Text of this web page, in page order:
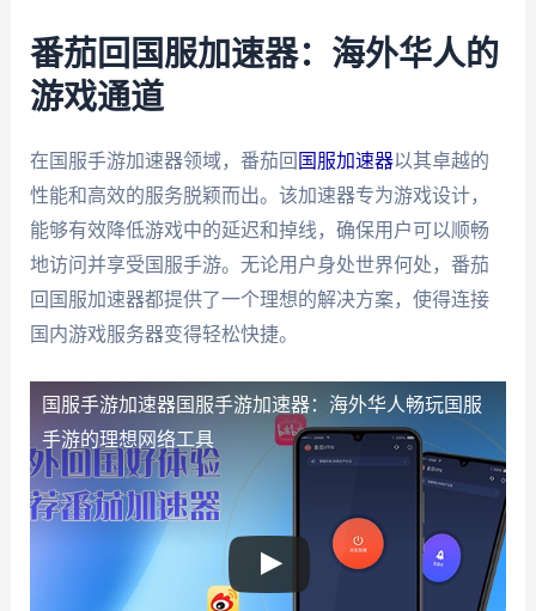
番茄回国服加速器：海外华人的
游戏通道
在国服手游加速器领域，番茄回国服加速器以其卓越的
性能和高效的服务脱颖而出。该加速器专为游戏设计，
能够有效降低游戏中的延迟和掉线，确保用户可以顺畅
地访问并享受国服手游。无论用户身处世界何处，番茄
回国服加速器都提供了一个理想的解决方案，使得连接
国内游戏服务器变得轻松快捷。
国服手游加速器国服手游加速器：海外华人畅玩国服
手游的理想网络工具